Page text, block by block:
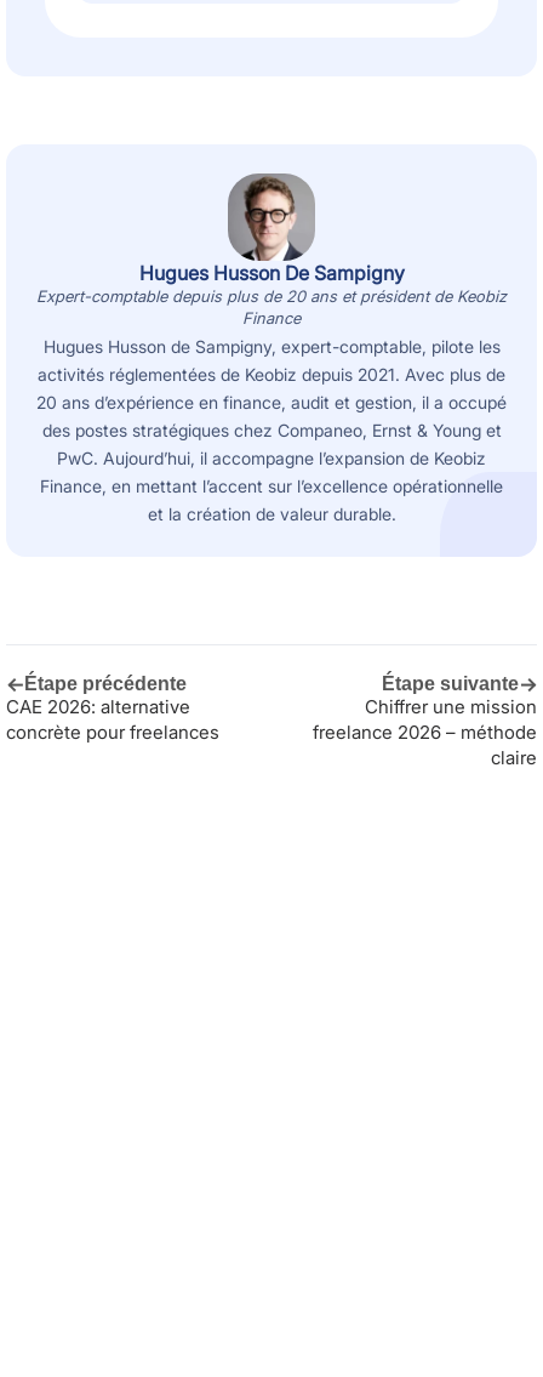
Hugues Husson De Sampigny
Expert-comptable depuis plus de 20 ans et président de Keobiz
Finance
Hugues Husson de Sampigny, expert-comptable, pilote les
activités réglementées de Keobiz depuis 2021. Avec plus de
20 ans d’expérience en finance, audit et gestion, il a occupé
des postes stratégiques chez Companeo, Ernst & Young et
PwC. Aujourd’hui, il accompagne l’expansion de Keobiz
Finance, en mettant l’accent sur l’excellence opérationnelle
et la création de valeur durable.
← Étape précédente
CAE 2026: alternative
concrète pour freelances
Étape suivante→
Chiffrer une mission
freelance 2026 – méthode
claire